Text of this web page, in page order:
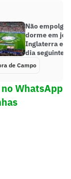
Não
dorme em
Inglaterra e
dia seguinte;
de Campo
WhatsApp